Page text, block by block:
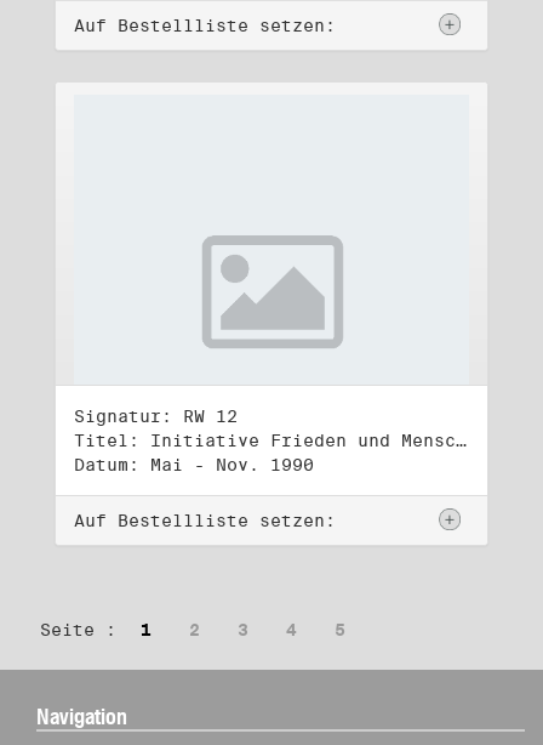
Auf Bestellliste setzen:
Signatur: RW 12
Titel: Initiative Frieden und Menschenrechte (2)
Datum: Mai - Nov. 1990
Auf Bestellliste setzen:
Seite : 1 2 3 4 5
Navigation